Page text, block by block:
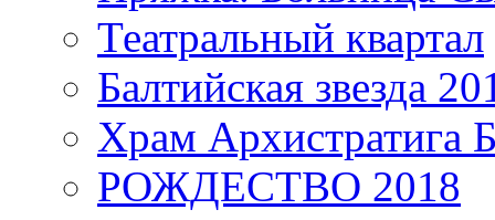
Театральный квартал
Балтийская звезда
Храм
РОЖДЕСТВО 2018